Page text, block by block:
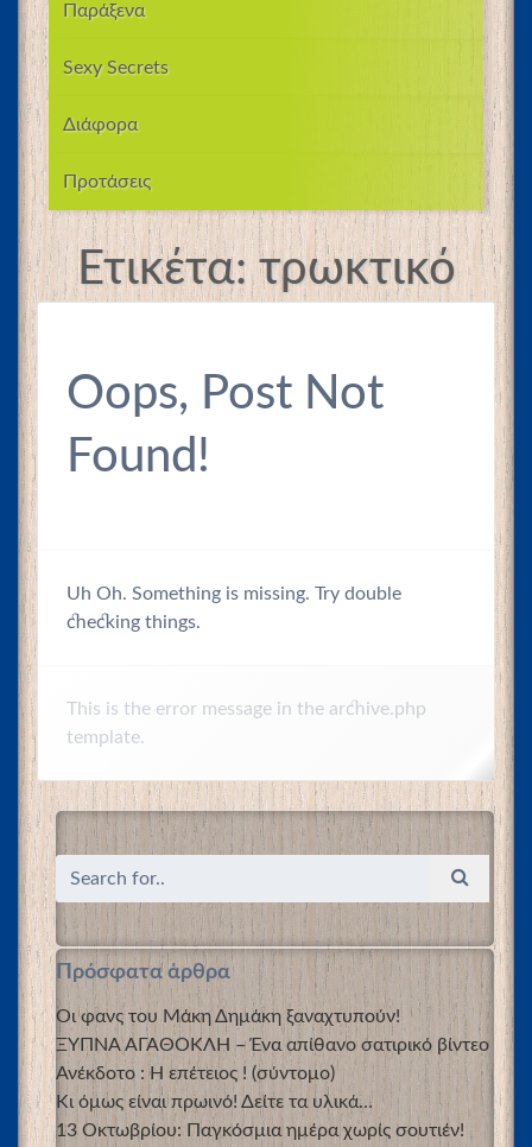
Παράξενα
Sexy Secrets
Διάφορα
Προτάσεις
Ετικέτα:τρωκτικό
Oops, Post Not
Found!
Uh Oh. Something is missing. Try double
checking things.
This is the error message in the archive.php
template.
Πρόσφατα άρθρα
Οι φανς του Μάκη Δημάκη ξαναχτυπούν!
ΞΥΠΝΑ ΑΓΑΘΟΚΛΗ – Ένα απίθανο σατιρικό βίντεο
Ανέκδοτο : Η επέτειος ! (σύντομο)
Κι όμως είναι πρωινό! Δείτε τα υλικά…
13 Οκτωβρίου: Παγκόσμια ημέρα χωρίς σουτιέν!